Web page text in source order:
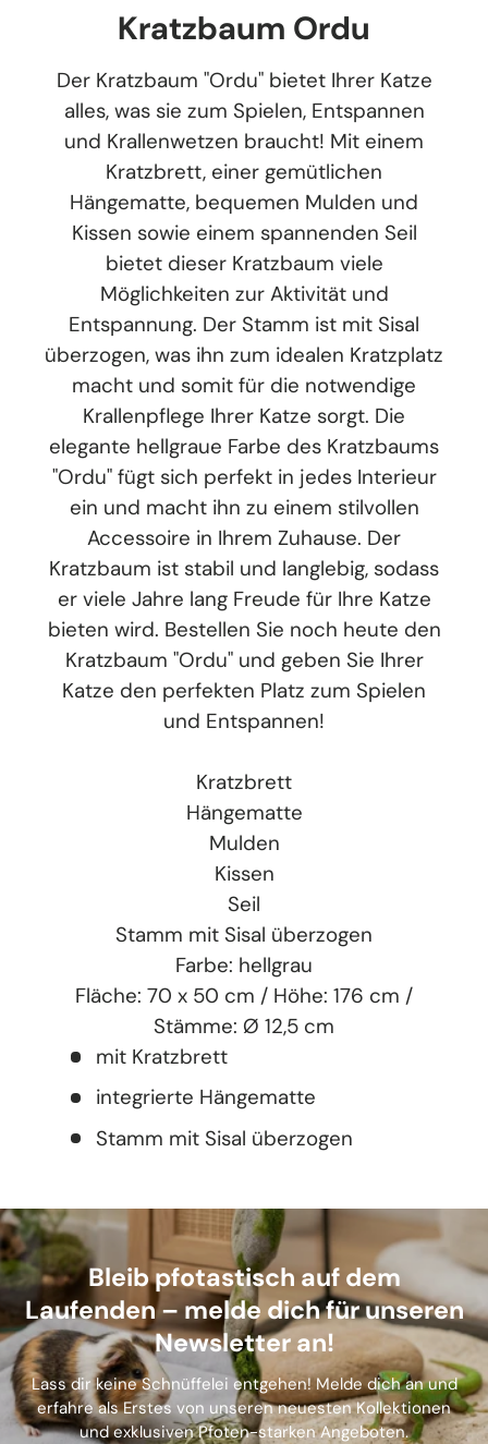
Kratzbaum Ordu
Der Kratzbaum "Ordu" bietet Ihrer Katze
alles, was sie zum Spielen, Entspannen
und Krallenwetzen braucht! Mit einem
Kratzbrett, einer gemütlichen
Hängematte, bequemen Mulden und
Kissen sowie einem spannenden Seil
bietet dieser Kratzbaum viele
Möglichkeiten zur Aktivität und
Entspannung. Der Stamm ist mit Sisal
überzogen, was ihn zum idealen Kratzplatz
macht und somit für die notwendige
Krallenpflege Ihrer Katze sorgt. Die
elegante hellgraue Farbe des Kratzbaums
"Ordu" fügt sich perfekt in jedes Interieur
ein und macht ihn zu einem stilvollen
Accessoire in Ihrem Zuhause. Der
Kratzbaum ist stabil und langlebig, sodass
er viele Jahre lang Freude für Ihre Katze
bieten wird. Bestellen Sie noch heute den
Kratzbaum "Ordu" und geben Sie Ihrer
Katze den perfekten Platz zum Spielen
und Entspannen!
Kratzbrett
Hängematte
Mulden
Kissen
Seil
Stamm mit Sisal überzogen
Farbe: hellgrau
Fläche: 70 x 50 cm / Höhe: 176 cm /
Stämme: Ø 12,5 cm
mit Kratzbrett
integrierte Hängematte
Stamm mit Sisal überzogen
Bleib pfotastisch auf dem
Laufenden – melde dich für unseren
Newsletter an!
Lass dir keine Schnüffelei entgehen! Melde dich an und
erfahre als Erstes von unseren neuesten Kollektionen
und exklusiven Pfoten-starken Angeboten.